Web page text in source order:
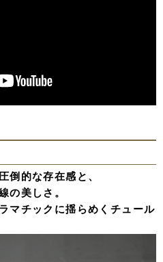
倒的な存在感と、
の美しさ。
マチックに揺らめくチュール